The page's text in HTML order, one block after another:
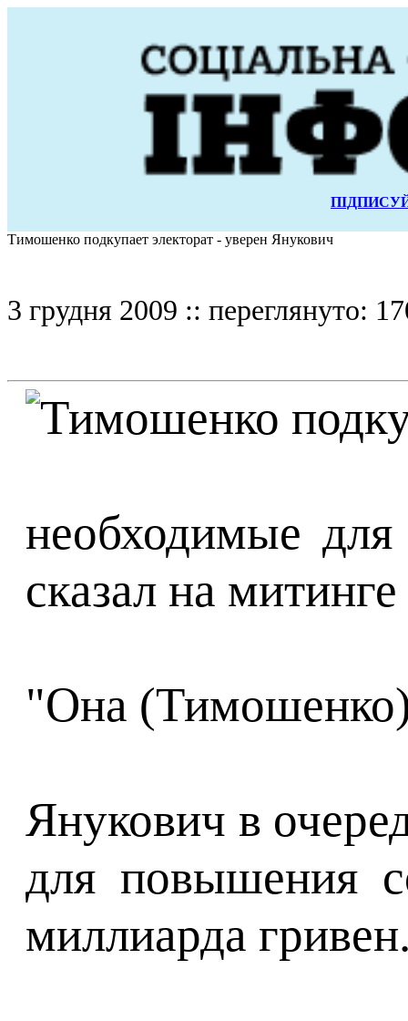
Тимошенко подкупает электорат - уверен Янукович
3 грудня 2009 :: переглянуто:
необходимые
сказал на
"Она (Тимошенко)
Янукович в
для повышения
миллиарда